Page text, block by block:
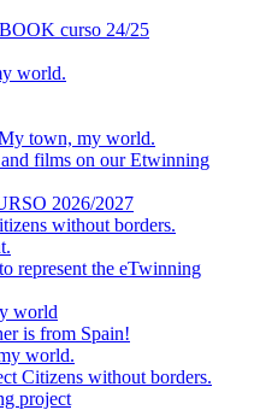
curso 24/25
world.
town, my world.
films on our Etwinning
2026/2027
without borders.
represent the eTwinning
world
is from Spain!
world.
Citizens without borders.
project